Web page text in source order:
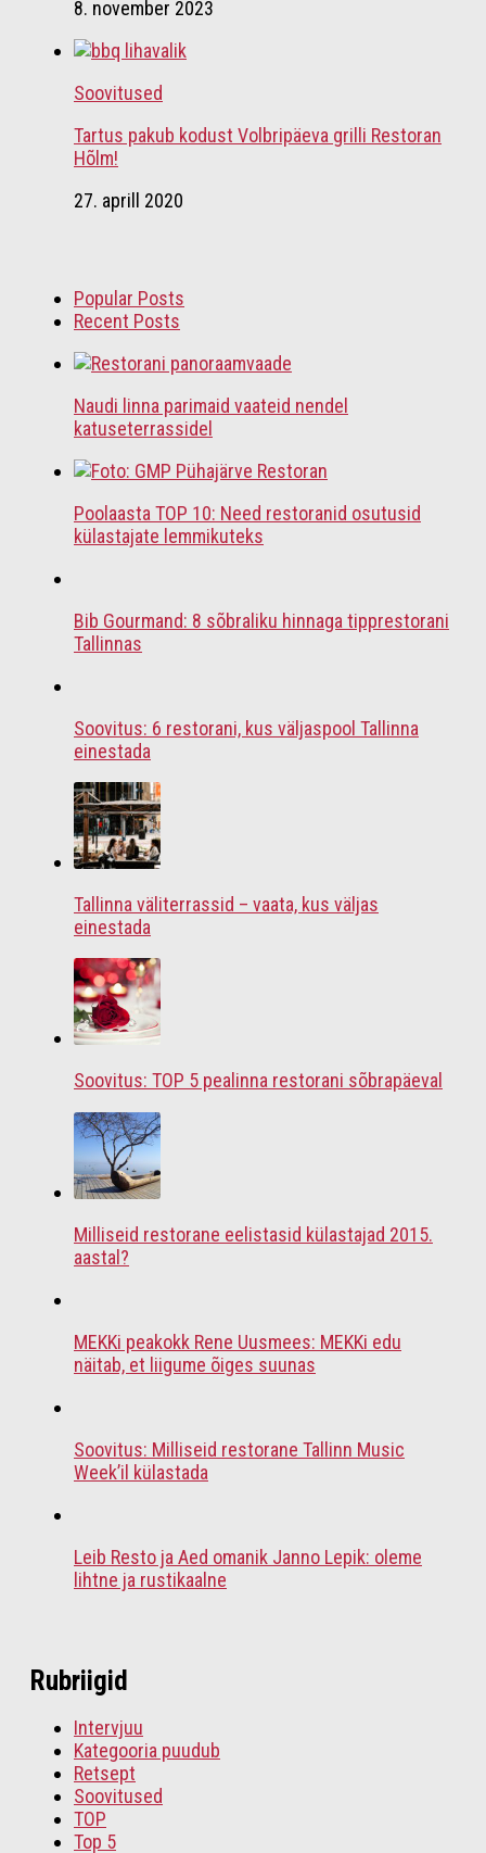
8. november 2023
Soovitused
Tartus pakub kodust Volbripäeva grilli Restoran
Hõlm!
27. aprill 2020
Popular Posts
Recent Posts
Naudi linna parimaid vaateid nendel
katuseterrassidel
Poolaasta TOP 10: Need restoranid osutusid
külastajate lemmikuteks
Bib Gourmand: 8 sõbraliku hinnaga tipprestorani
Tallinnas
Soovitus: 6 restorani, kus väljaspool Tallinna
einestada
Tallinna väliterrassid – vaata, kus väljas
einestada
Soovitus: TOP 5 pealinna restorani sõbrapäeval
Milliseid restorane eelistasid külastajad 2015.
aastal?
MEKKi peakokk Rene Uusmees: MEKKi edu
näitab, et liigume õiges suunas
Soovitus: Milliseid restorane Tallinn Music
Week’il külastada
Leib Resto ja Aed omanik Janno Lepik: oleme
lihtne ja rustikaalne
Rubriigid
Intervjuu
Kategooria puudub
Retsept
Soovitused
TOP
Top 5